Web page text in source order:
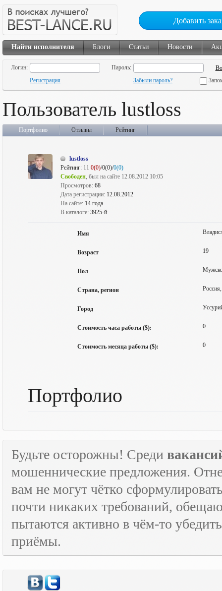
Добавить
Найти исполнителя Блоги Статьи Новости
Логин:
Пароль:
Регистрация
Забыли пароль?
Пользователь lustloss
Портфолио Отзывы Рейтинг
lustloss
Рейтинг: 11 0(0)/0(0)/0(0)
Свободен, был на сайте 12.08.2012 10:05
Просмотров: 68
Дата регистрации: 12.08.2012
На сайте: 14 года
В каталоге: 3925-й
Имя
Возраст 19
Пол
Страна, регион
Город
Стоимость часа работы ($): 0
Стоимость месяца работы ($): 0
Портфолио
Будьте осторожны! Среди
мошеннические предложения.
вам не могут чётко
почти никаких требований,
пытаются активно в чём-то
приёмы.